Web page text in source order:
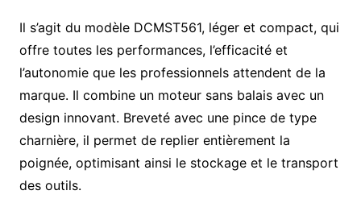
Il s’agit du modèle DCMST561, léger et compact, qui
offre toutes les performances, l’efficacité et
l’autonomie que les professionnels attendent de la
marque. Il combine un moteur sans balais avec un
design innovant. Breveté avec une pince de type
charnière, il permet de replier entièrement la
poignée, optimisant ainsi le stockage et le transport
des outils.